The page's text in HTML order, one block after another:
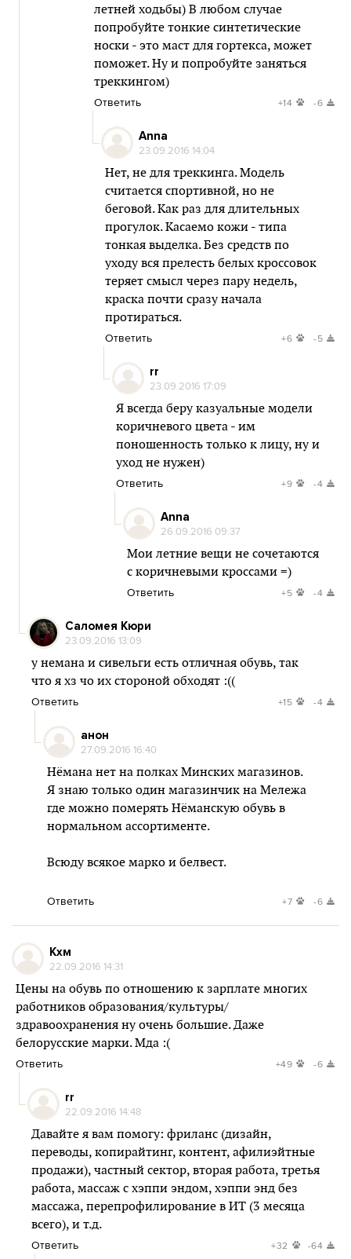
летней ходьбы) В любом случае
попробуйте тонкие синтетические
носки - это маст для гортекса, может
поможет. Ну и попробуйте заняться
треккингом)
Ответить +14 -6
Anna
23.09.2016 14:04
Нет, не для треккинга. Модель
считается спортивной, но не
беговой. Как раз для длительных
прогулок. Касаемо кожи - типа
тонкая выделка. Без средств по
уходу вся прелесть белых кроссовок
теряет смысл через пару недель,
краска почти сразу начала
протираться.
Ответить +6 -5
rr
23.09.2016 17:09
Я всегда беру казуальные модели
коричневого цвета - им
поношенность только к лицу, ну и
уход не нужен)
Ответить +9 -4
Anna
26.09.2016 09:37
Мои летние вещи не сочетаются
с коричневыми кроссами =)
Ответить +5 -4
Саломея Кюри
23.09.2016 13:09
у немана и сивельги есть отличная обувь, так
что я хз чо их стороной обходят :((
Ответить +15 -4
анон
27.09.2016 16:40
Нёмана нет на полках Минских магазинов.
Я знаю только один магазинчик на Мележа
где можно померять Нёманскую обувь в
нормальном ассортименте.
Всюду всякое марко и белвест.
Ответить +7 -6
Кхм
22.09.2016 14:31
Цены на обувь по отношению к зарплате многих
работников образования/культуры/
здравоохранения ну очень большие. Даже
белорусские марки. Мда :(
Ответить +49 -6
rr
22.09.2016 14:48
Давайте я вам помогу: фриланс (дизайн,
переводы, копирайтинг, контент, афилиэйтные
продажи), частный сектор, вторая работа, третья
работа, массаж с хэппи эндом, хэппи энд без
массажа, перепрофилирование в ИТ (3 месяца
всего), и т.д.
Ответить +32 -64